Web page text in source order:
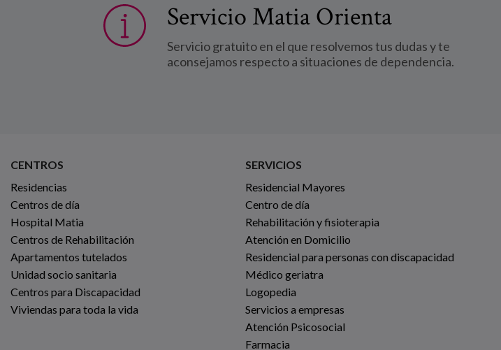
Servicio Matia Orienta
Servicio gratuito en el que resolvemos tus dudas y te
aconsejamos respecto a situaciones de dependencia.
CENTROS
Residencias
Centros de día
Hospital Matia
Centros de Rehabilitación
Apartamentos tutelados
Unidad socio sanitaria
Centros para Discapacidad
Viviendas para toda la vida
SERVICIOS
Residencial Mayores
Centro de día
Rehabilitación y fisioterapia
Atención en Domicilio
Residencial para personas con discapacidad
Médico geriatra
Logopedia
Servicios a empresas
Atención Psicosocial
Farmacia